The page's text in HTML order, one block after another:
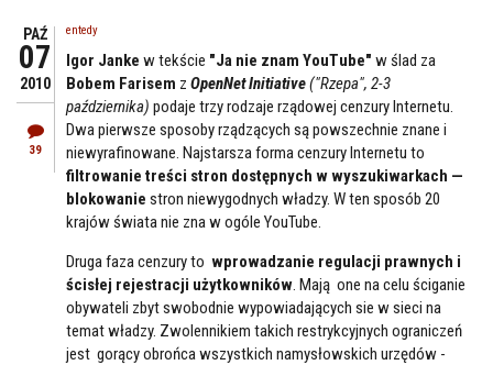
PAŹ
07
2010
39
entedy
Igor Janke w tekście "Ja nie znam YouTube" w ślad za
Bobem Farisem z OpenNet Initiative("Rzepa", 2-3
października) podaje trzy rodzaje rządowej cenzury Internetu.
Dwa pierwsze sposoby rządzących są powszechnie znane i
niewyrafinowane. Najstarsza forma cenzury Internetu to
filtrowanie treści stron dostępnych w wyszukiwarkach —
blokowanie stron niewygodnych władzy. W ten sposób 20
krajów świata nie zna w ogóle YouTube.
Druga faza cenzury to wprowadzanie regulacji prawnych i
ścisłej rejestracji użytkowników . Mają one na celu ściganie
obywateli zbyt swobodnie wypowiadających sie w sieci na
temat władzy. Zwolennikiem takich restrykcyjnych ograniczeń
jest gorący obrońca wszystkich namysłowskich urzędów -